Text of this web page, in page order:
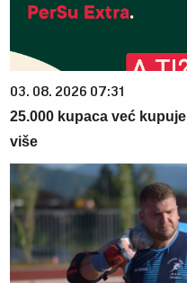
03. 08. 2026 07:31
25.000 kupaca već
više